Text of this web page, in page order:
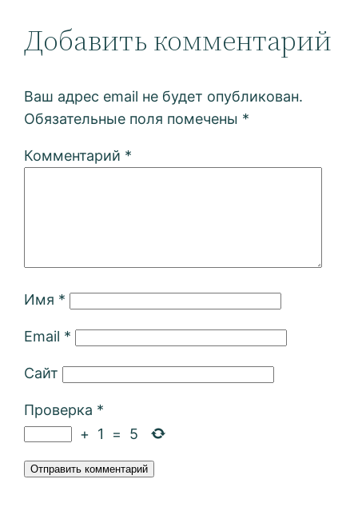
Добавить комментарий
Ваш адрес email не будет опубликован.
Обязательные поля помечены *
Комментарий *
Имя *
Email *
Сайт
Проверка *
+ 1 = 5